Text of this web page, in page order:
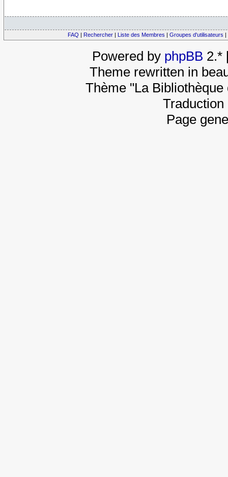
FAQ | Rechercher | Liste des Membres | Groupes d'utilisateurs |
Powered by phpBB 2.*
Theme rewritten in
Thème "La
Page